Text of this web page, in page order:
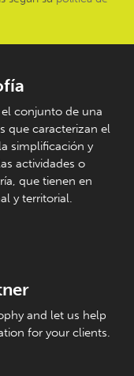
conjunto de una
que caracterizan el
simplificación y
actividades o
que tienen en
y territorial.
and let us help
for your clients.